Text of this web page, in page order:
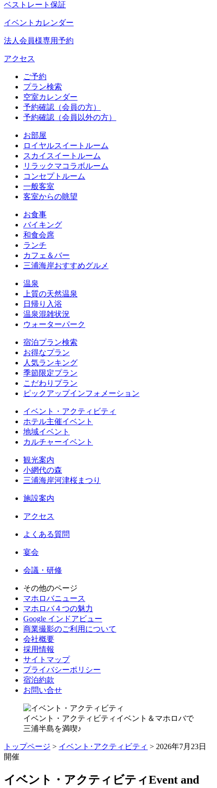
ベストレート保証
イベントカレンダー
法人会員様専用予約
アクセス
ご予約
プラン検索
空室カレンダー
予約確認（会員の方）
予約確認（会員以外の方）
お部屋
ロイヤルスイートルーム
スカイスイートルーム
リラックマコラボルーム
コンセプトルーム
一般客室
客室からの眺望
お食事
バイキング
和食会席
ランチ
カフェ＆バー
三浦海岸おすすめグルメ
温泉
上質の天然温泉
日帰り入浴
温泉混雑状況
ウォーターパーク
宿泊プラン検索
お得なプラン
人気ランキング
季節限定プラン
こだわりプラン
ピックアップインフォメーション
イベント・アクティビティ
ホテル主催イベント
地域イベント
カルチャーイベント
観光案内
小網代の森
三浦海岸河津桜まつり
施設案内
アクセス
よくある質問
宴会
会議・研修
その他のページ
マホロバニュース
マホロバ４つの魅力
Google インドアビュー
商業撮影のご利用について
会社概要
採用情報
サイトマップ
プライバシーポリシー
宿泊約款
お問い合せ
イベント・アクティビティ イベント＆マホロバで
三浦半島を満喫♪
トップページ > イベント･アクティビティ > 2026年7月23日
開催
イベント・アクティビティEvent and